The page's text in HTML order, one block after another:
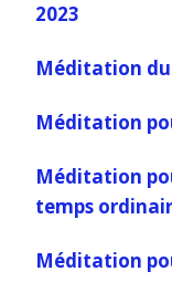
2023
Méditation
Méditation
Méditation
temps
Méditation